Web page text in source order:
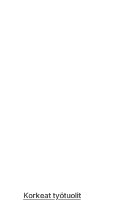
Korkeat työtuolit